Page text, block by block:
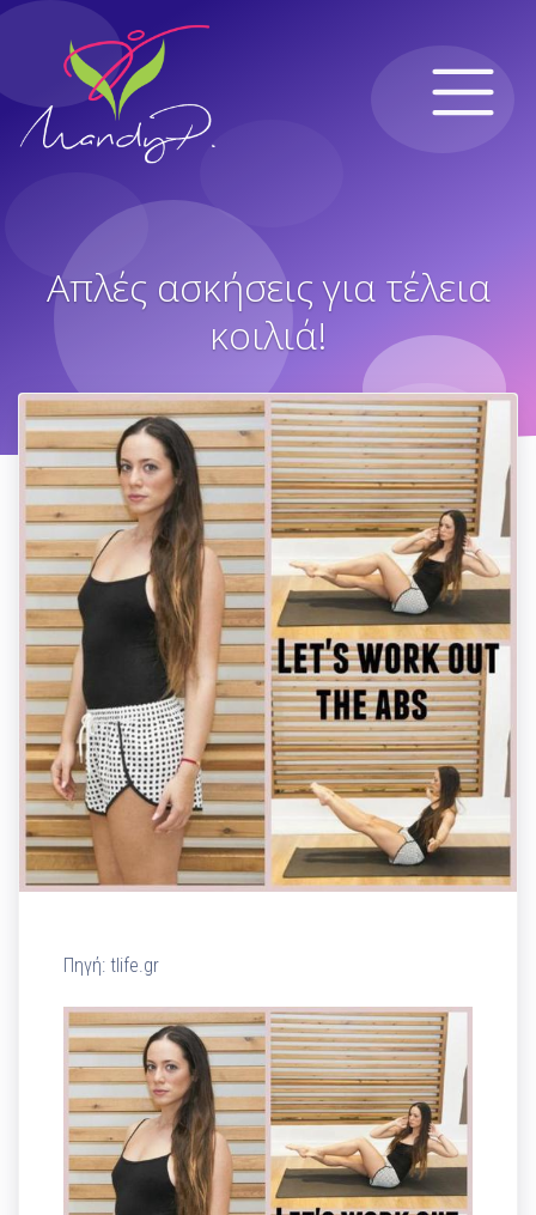
Απλές ασκήσεις για τέλεια
κοιλιά!
Πηγή: tlife.gr